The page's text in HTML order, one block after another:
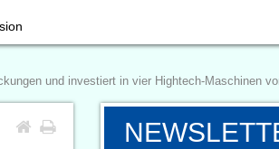
und investiert in vier Hightech-Maschinen